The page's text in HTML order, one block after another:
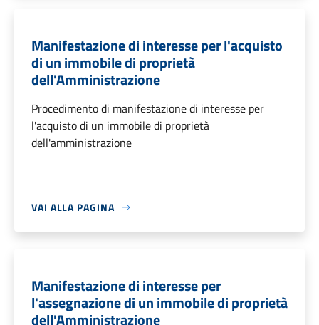
Manifestazione di interesse per l'acquisto
di un immobile di proprietà
dell'Amministrazione
Procedimento di manifestazione di interesse per
l'acquisto di un immobile di proprietà
dell'amministrazione
VAI ALLA PAGINA
Manifestazione di interesse per
l'assegnazione di un immobile di proprietà
dell'Amministrazione